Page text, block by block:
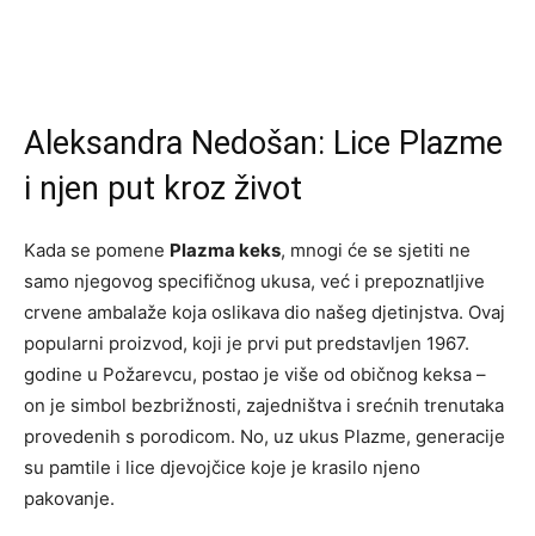
Aleksandra Nedošan: Lice Plazme
i njen put kroz život
Kada se pomene Plazma keks, mnogi će se sjetiti ne
samo njegovog specifičnog ukusa, već i prepoznatljive
crvene ambalaže koja oslikava dio našeg djetinjstva. Ovaj
popularni proizvod, koji je prvi put predstavljen 1967.
godine u Požarevcu, postao je više od običnog keksa –
on je simbol bezbrižnosti, zajedništva i srećnih trenutaka
provedenih s porodicom. No, uz ukus Plazme, generacije
su pamtile i lice djevojčice koje je krasilo njeno
pakovanje.